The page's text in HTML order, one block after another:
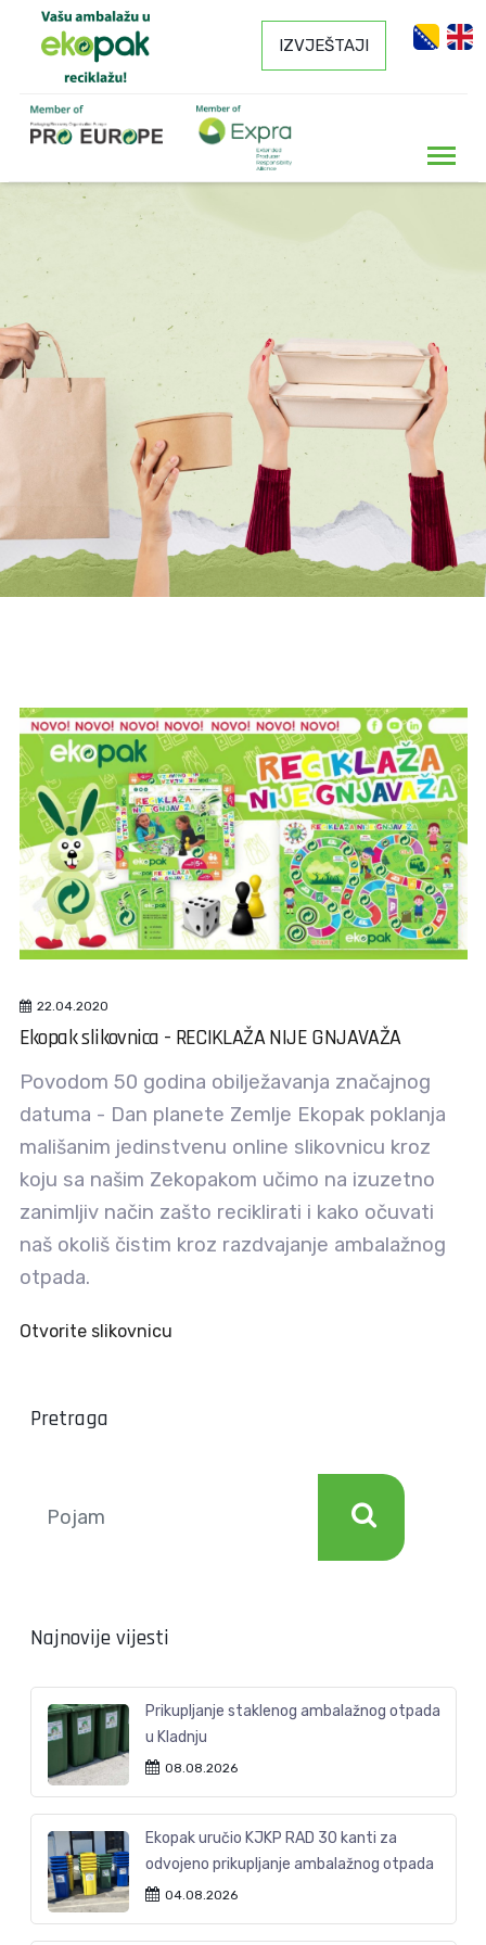
IZVJEŠTAJI
22.04.2020
Ekopak slikovnica - RECIKLAŽA NIJE GNJAVAŽA
Povodom 50 godina obilježavanja značajnog
datuma - Dan planete Zemlje Ekopak poklanja
mališanim jedinstvenu online slikovnicu kroz
koju sa našim Zekopakom učimo na izuzetno
zanimljiv način zašto reciklirati i kako očuvati
naš okoliš čistim kroz razdvajanje ambalažnog
otpada.
Otvorite slikovnicu
Pretraga
Najnovije vijesti
Prikupljanje staklenog ambalažnog otpada
u Kladnju
08.08.2026
Ekopak uručio KJKP RAD 30 kanti za
odvojeno prikupljanje ambalažnog otpada
04.08.2026